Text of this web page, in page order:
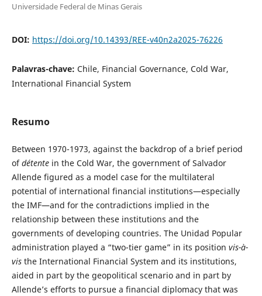
Universidade Federal de Minas Gerais
DOI: https://doi.org/10.14393/REE-v40n2a2025-76226
Palavras-chave: Chile, Financial Governance, Cold War,
International Financial System
Resumo
Between 1970-1973, against the backdrop of a brief period
ofdétente in the Cold War, the government of Salvador
Allende figured as a model case for the multilateral
potential of international financial institutions—especially
the IMF—and for the contradictions implied in the
relationship between these institutions and the
governments of developing countries. The Unidad Popular
administration played a “two-tier game” in its position vis-à-
visthe International Financial System and its institutions,
aided in part by the geopolitical scenario and in part by
Allende’s efforts to pursue a financial diplomacy that was